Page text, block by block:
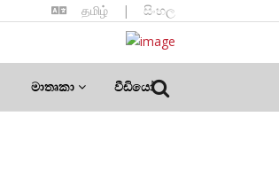
தமிழ் | සිංහල
මාතෘකා වීඩියෝ